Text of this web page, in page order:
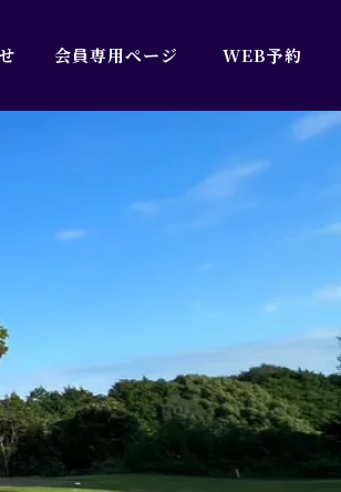
会員専用ページ WEB予約